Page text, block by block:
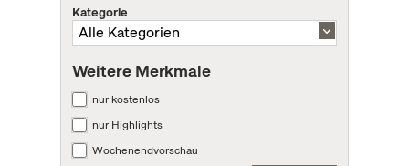
Kategorie
Weitere Merkmale
nur kostenlos
nur Highlights
Wochenendvorschau